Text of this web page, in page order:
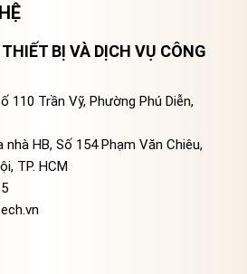
BỊ VÀ DỊCH VỤ CÔNG
110 Trần Vỹ, Phường Phú Diễn,
nhà HB, Số 154 Phạm Văn Chiêu,
TP. HCM